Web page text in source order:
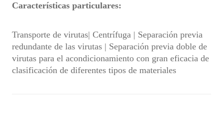
Características particulares:
Transporte de virutas| Centrífuga | Separación previa
redundante de las virutas | Separación previa doble de
virutas para el acondicionamiento con gran eficacia de
clasificación de diferentes tipos de materiales